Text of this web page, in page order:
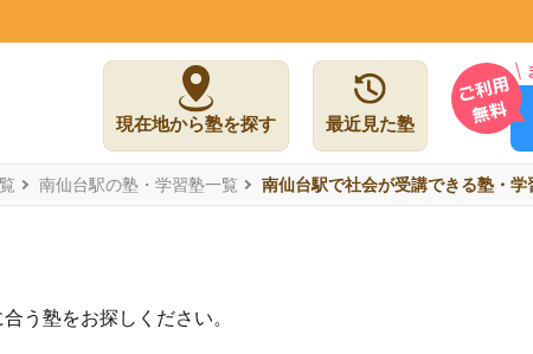
現在地から塾を探す 最近見た塾
南仙台駅の塾・学習塾一覧 南仙台駅で社会が受講できる塾・学
う塾をお探しください。